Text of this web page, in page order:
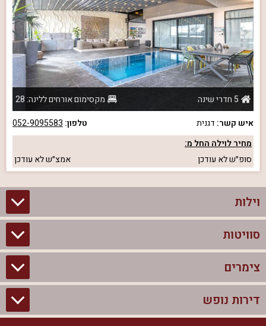
5 חדרי שינה
מקסימום אורחים ללינה: 28
איש קשר: דגנית טלפון: 052-9095583
מחיר לוילה החל מ:
סופ״שלא עודכן אמצ״שלא עודכן
וילות
וילות בצפון
וילות להשכרה
וילות למסיבת רווקים
סוויטות
סוויטות בצפון
צימרים לזוגות עם בריכה פרטית
צימרים
צימרים בצפון
דירות נופש